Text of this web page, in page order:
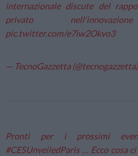
internazionale discute del
privato
pic.twitter.com/e7iw2Okvo3
— TecnoGazzetta (@tecnogazzetta)
Pronti per i prossimi
#CESUnveiledParis… Ecco cosa